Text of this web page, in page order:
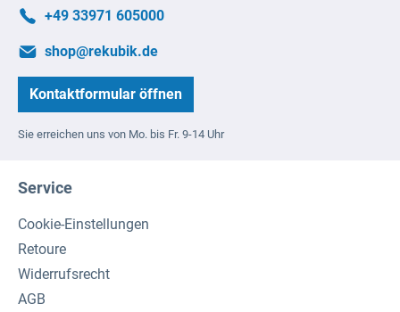
+49 33971 605000
shop@rekubik.de
Kontaktformular öffnen
Sie erreichen uns von Mo. bis Fr. 9-14 Uhr
Service
Cookie-Einstellungen
Retoure
Widerrufsrecht
AGB